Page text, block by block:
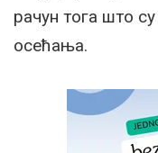
рачун тога што
осећања.